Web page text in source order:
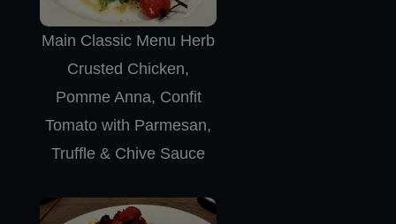
Main Classic Menu Herb
Crusted Chicken,
Pomme Anna, Confit
Tomato with Parmesan,
Truffle & Chive Sauce